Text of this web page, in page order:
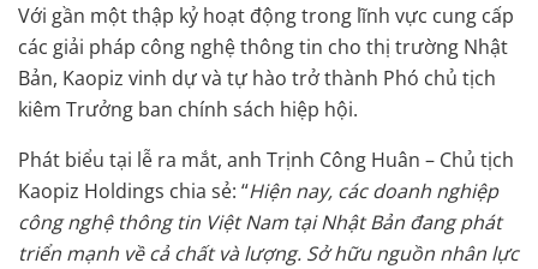
Với gần một thập kỷ hoạt động trong lĩnh vực cung cấp
các giải pháp công nghệ thông tin cho thị trường Nhật
Bản, Kaopiz vinh dự và tự hào trở thành Phó chủ tịch
kiêm Trưởng ban chính sách hiệp hội.
Phát biểu tại lễ ra mắt, anh Trịnh Công Huân – Chủ tịch
Kaopiz Holdings chia sẻ: “Hiện nay, các doanh nghiệp
công nghệ thông tin Việt Nam tại Nhật Bản đang phát
triển mạnh về cả chất và lượng. Sở hữu nguồn nhân lực